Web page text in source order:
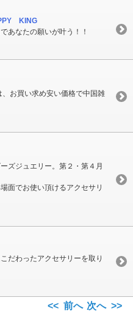
KING
あなたの願いが叶う！！
お買い求め安い価格で中国雑
ズジュエリー。第２・第４月
面でお使い頂けるアクセサリ
だわったアクセサリーを取り
<< 前へ 次へ >>